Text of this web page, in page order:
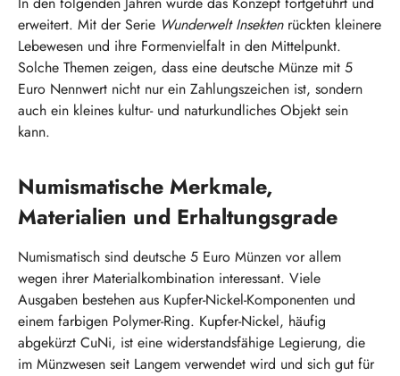
erweitert. Mit der Serie Wunderwelt Insektenrückten kleinere
Lebewesen und ihre Formenvielfalt in den Mittelpunkt.
Solche Themen zeigen, dass eine deutsche Münze mit 5
Euro Nennwert nicht nur ein Zahlungszeichen ist, sondern
auch ein kleines kultur- und naturkundliches Objekt sein
kann.
Numismatische Merkmale,
Materialien und Erhaltungsgrade
Numismatisch sind deutsche 5 Euro Münzen vor allem
wegen ihrer Materialkombination interessant. Viele
Ausgaben bestehen aus Kupfer-Nickel-Komponenten und
einem farbigen Polymer-Ring. Kupfer-Nickel, häufig
abgekürzt CuNi, ist eine widerstandsfähige Legierung, die
im Münzwesen seit Langem verwendet wird und sich gut für